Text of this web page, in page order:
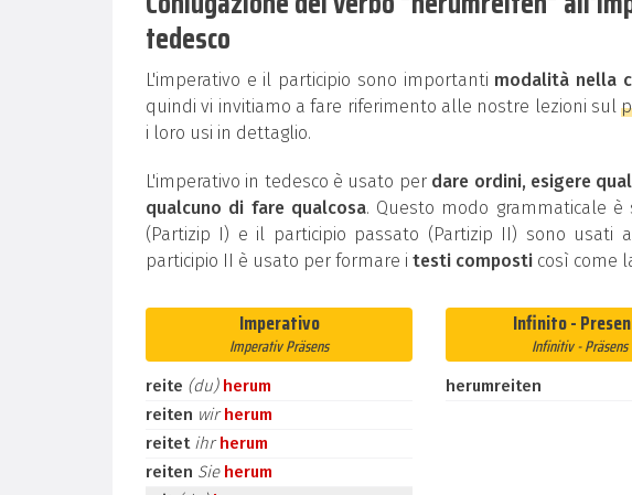
tedesco
L'imperativo e il participio sono importanti modalità nella
quindi vi invitiamo a fare riferimento alle nostre lezioni sul
i loro usi in dettaglio.
L'imperativo in tedesco è usato per dare ordini, esigere
qualcuno di fare qualcosa. Questo modo grammaticale
(Partizip I) e il participio passato (Partizip II) sono usati
participio II è usato per formare i testi composti così come
Imperativo
Imperativ Präsens
reite (du) herum
reiten wirherum
reitet ihrherum
reiten Sie herum
Infinito -
Infinitiv - Präsens
herumreiten